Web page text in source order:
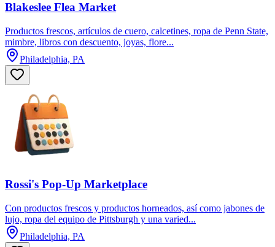
Blakeslee Flea Market
Productos frescos, artículos de cuero, calcetines, ropa de Penn State,
mimbre, libros con descuento, joyas, flore...
Philadelphia, PA
Rossi's Pop-Up Marketplace
Con productos frescos y productos horneados, así como jabones de
lujo, ropa del equipo de Pittsburgh y una varied...
Philadelphia, PA